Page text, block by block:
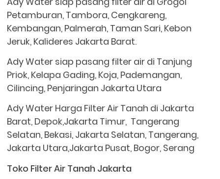
Petamburan, Tambora, Cengkareng,
Kembangan, Palmerah, Taman Sari, Kebon
Jeruk, Kalideres Jakarta Barat.
Ady Water siap pasang filter air di Tanjung
Priok, Kelapa Gading, Koja, Pademangan,
Cilincing, Penjaringan Jakarta Utara
Ady Water Harga Filter Air Tanah di Jakarta
Barat, Depok,Jakarta Timur, Tangerang
Selatan, Bekasi, Jakarta Selatan, Tangerang,
Jakarta Utara,Jakarta Pusat, Bogor, Serang
Toko Filter Air Tanah Jakarta